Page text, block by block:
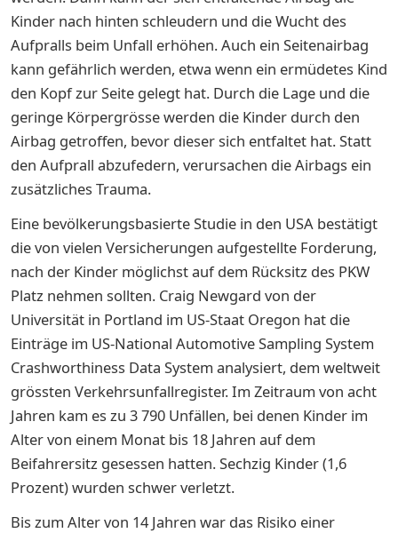
Kinder nach hinten schleudern und die Wucht des
Aufpralls beim Unfall erhöhen. Auch ein Seitenairbag
kann gefährlich werden, etwa wenn ein ermüdetes Kind
den Kopf zur Seite gelegt hat. Durch die Lage und die
geringe Körpergrösse werden die Kinder durch den
Airbag getroffen, bevor dieser sich entfaltet hat. Statt
den Aufprall abzufedern, verursachen die Airbags ein
zusätzliches Trauma.
Eine bevölkerungsbasierte Studie in den USA bestätigt
die von vielen Versicherungen aufgestellte Forderung,
nach der Kinder möglichst auf dem Rücksitz des PKW
Platz nehmen sollten. Craig Newgard von der
Universität in Portland im US-Staat Oregon hat die
Einträge im US-National Automotive Sampling System
Crashworthiness Data System analysiert, dem weltweit
grössten Verkehrsunfallregister. Im Zeitraum von acht
Jahren kam es zu 3 790 Unfällen, bei denen Kinder im
Alter von einem Monat bis 18 Jahren auf dem
Beifahrersitz gesessen hatten. Sechzig Kinder (1,6
Prozent) wurden schwer verletzt.
Bis zum Alter von 14 Jahren war das Risiko einer